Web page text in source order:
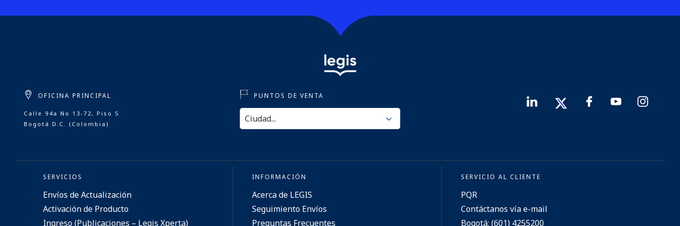
OFICINA PRINCIPAL
Calle 94a No 13-72, Piso 5
Bogotá D.C. (Colombia)
PUNTOS DE VENTA
SERVICIOS
Envíos de Actualización
Activación de Producto
Ingreso (Publicaciones – Legis Xperta)
INFORMACIÓN
Acerca de LEGIS
Seguimiento Envíos
Preguntas Frecuentes
SERVICIO AL CLIENTE
PQR
Contáctanos vía e-mail
Bogotá: (601) 4255200